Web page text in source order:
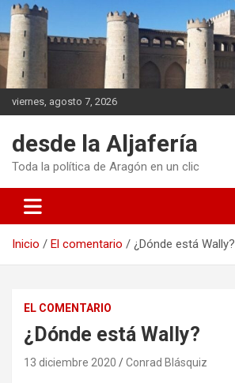
Saltar
contenido
viernes, agosto 7, 2026
desde la Aljafería
Toda la política de Aragón en un clic
Inicio El comentario ¿Dónde está Wally?
EL COMENTARIO
¿Dónde está Wally?
13 diciembre 2020 Conrad Blásquiz